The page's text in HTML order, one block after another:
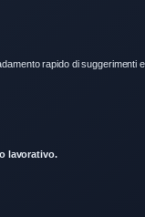
rapido di suggerimenti e
lavorativo.